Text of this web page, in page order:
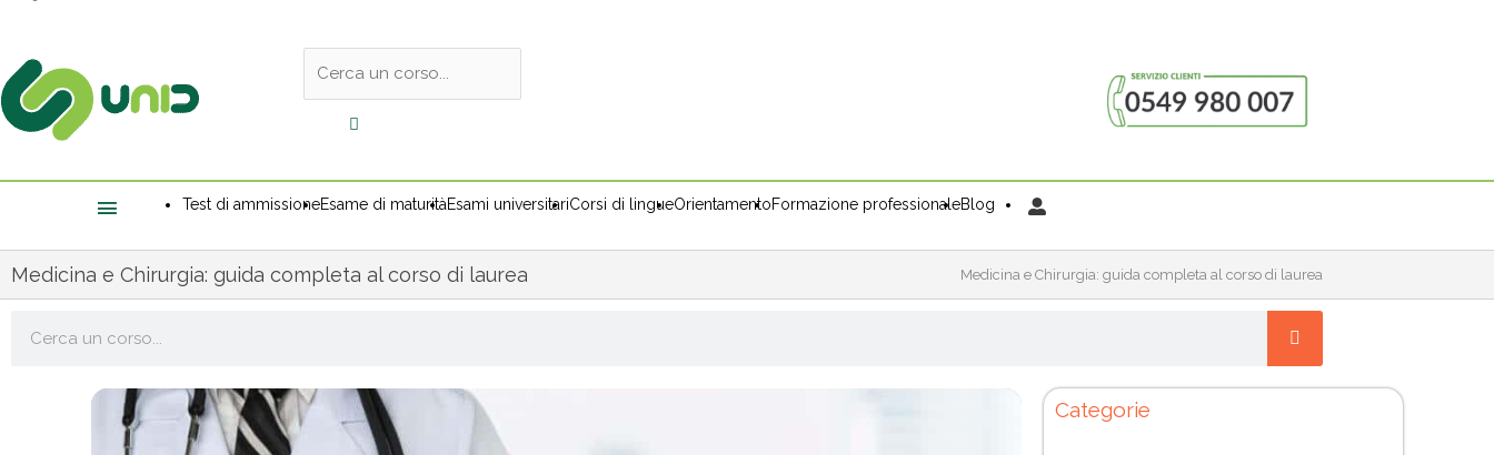
l'header
Test di ammissioneEsame di maturitàEsami universitariCorsi di lingueOrientamentoFormazione professionaleBlog
Medicina e Chirurgia: guida completa al corso di laurea Medicina e Chirurgia: guida completa al corso di laurea
Categorie